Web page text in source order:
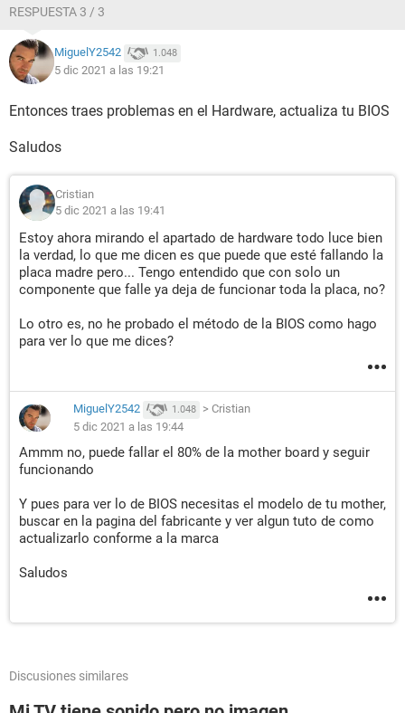
RESPUESTA 3 / 3
MiguelY2542 1.048
5 dic 2021 a las 19:21
Entonces traes problemas en el Hardware, actualiza tu BIOS
Saludos
Cristian
5 dic 2021 a las 19:41
Estoy ahora mirando el apartado de hardware todo luce bien
la verdad, lo que me dicen es que puede que esté fallando la
placa madre pero... Tengo entendido que con solo un
componente que falle ya deja de funcionar toda la placa, no?
Lo otro es, no he probado el método de la BIOS como hago
para ver lo que me dices?
MiguelY2542 1.048 > Cristian
5 dic 2021 a las 19:44
Ammm no, puede fallar el 80% de la mother board y seguir
funcionando
Y pues para ver lo de BIOS necesitas el modelo de tu mother,
buscar en la pagina del fabricante y ver algun tuto de como
actualizarlo conforme a la marca
Saludos
Discusiones similares